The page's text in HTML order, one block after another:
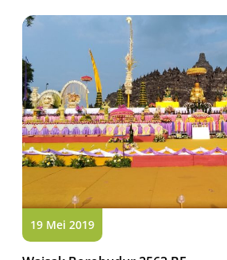
19 Mei 2019